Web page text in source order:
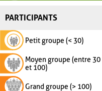
PARTICIPANTS
Petit groupe (< 30)
Moyen groupe (entre 30
et 100)
Grand groupe (> 100)